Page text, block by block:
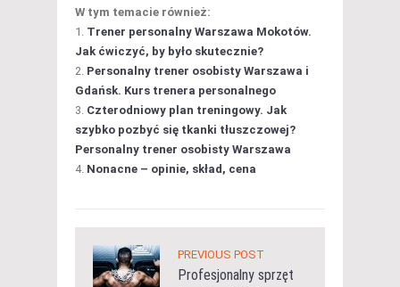
W tym temacie również:
Trener personalny Warszawa Mokotów.
Jak ćwiczyć, by było skutecznie?
Personalny trener osobisty Warszawa i
Gdańsk. Kurs trenera personalnego
Czterodniowy plan treningowy. Jak
szybko pozbyć się tkanki tłuszczowej?
Personalny trener osobisty Warszawa
Nonacne – opinie, skład, cena
PREVIOUS POST
Profesjonalny sprzęt